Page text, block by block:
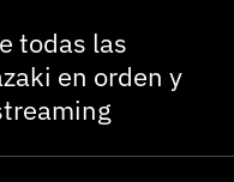
todas las
en orden y
3DJuegos